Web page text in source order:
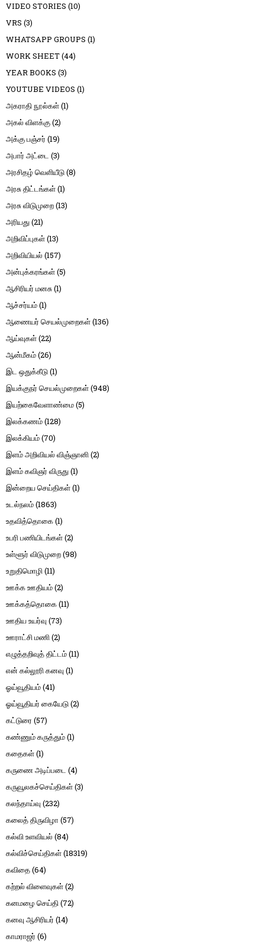
VIDEO STORIES (10)
VRS (3)
WHATSAPP GROUPS (1)
WORK SHEET(44)
YEAR BOOKS (3)
YOUTUBE VIDEOS (1)
அகராதி நூல்கள்(1)
அகல் விளக்கு(2)
அக்கு பஞ்சர் (19)
அபார் அட்டை (3)
அரசிதழ் வெளியீடு(8)
அரசு திட்டங்கள்(1)
அரசு விடுமுறை(13)
அரியது(21)
அறிவிப்புகள்(13)
அறிவியியல் (157)
அன்புக்கரங்கள்(5)
ஆசிரியர் மனசு(1)
ஆச்சர்யம்(1)
ஆணையர் செயல்முறைகள்(136)
ஆய்வுகள்(22)
ஆன்மீகம்(26)
இட ஒதுக்கீடு(1)
இயக்குநர் செயல்முறைகள்(948)
இயற்கைவேளாண்மை(5)
இலக்கணம்(128)
இலக்கியம்(70)
இளம் அறிவியல் விஞ்ஞானி(2)
இளம் கவிஞர் விருது(1)
இன்றைய செய்திகள்(1)
உடல்நலம்(1863)
உதவித்தொகை(1)
உபரி பணியிடங்கள்(2)
உள்ளூர் விடுமுறை(98)
உறுதிமொழி(11)
ஊக்க ஊதியம்(2)
ஊக்கத்தொகை(11)
ஊதிய உயர்வு (73)
ஊராட்சி மணி(2)
எழுத்தறிவுத் திட்டம்(11)
என் கல்லூரி கனவு (1)
ஓய்வூதியம்(41)
ஓய்வூதியர் கையேடு(2)
கட்டுரை (57)
கண்ணும் கருத்தும்(1)
கதைகள்(1)
கருணை அடிப்படை (4)
கருவூலகச்செய்திகள்(3)
கலந்தாய்வு (232)
கலைத் திருவிழா (57)
கல்வி உளவியல் (84)
கல்விச்செய்திகள்(18319)
கவிதை(64)
கற்றல் விளைவுகள்(2)
கனமழை செய்தி(72)
கனவு ஆசிரியர் (14)
காமராஜர் (6)